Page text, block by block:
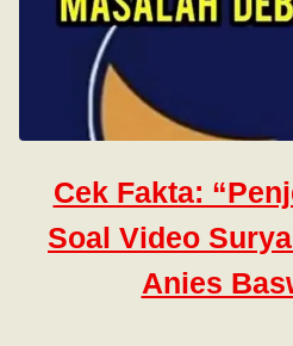
Cek Fakta:
Soal Video
Anies